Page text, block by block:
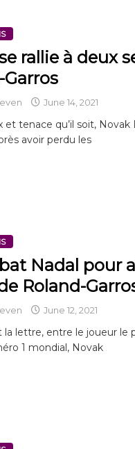
rallie à deux
June 14, 2021
et tenace qu’il soit,
avoir perdu les
Nadal pour
Roland-
June 12, 2021
la lettre, entre le joueur le
1 mondial, Novak